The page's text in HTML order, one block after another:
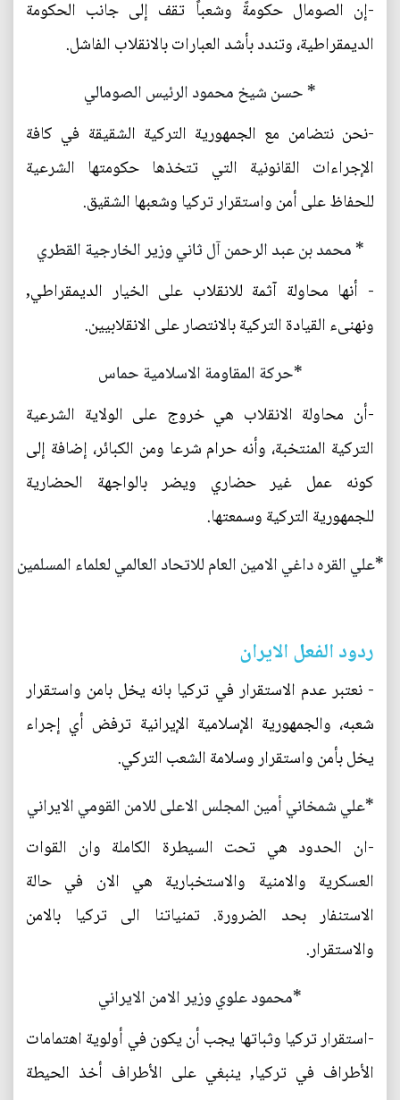
-إن الصومال حكومةً وشعباً تقف إلى جانب الحكومة
الديمقراطية، وتندد بأشد العبارات بالانقلاب الفاشل.
* حسن شيخ محمود الرئيس الصومالي
-نحن نتضامن مع الجمهورية التركية الشقيقة في كافة
الإجراءات القانونية التي تتخذها حكومتها الشرعية
للحفاظ على أمن واستقرار تركيا وشعبها الشقيق.
* محمد بن عبد الرحمن آل ثاني وزير الخارجية القطري
- أنها محاولة آثمة للانقلاب على الخيار الديمقراطي,
ونهنىء القيادة التركية بالانتصار على الانقلابيين.
*حركة المقاومة الاسلامية حماس
-أن محاولة الانقلاب هي خروج على الولاية الشرعية
التركية المنتخبة، وأنه حرام شرعا ومن الكبائر، إضافة إلى
كونه عمل غير حضاري ويضر بالواجهة الحضارية
للجمهورية التركية وسمعتها.
*علي القره داغي الامين العام للاتحاد العالمي لعلماء المسلمين
ردود الفعل الايران
- نعتبر عدم الاستقرار في تركيا بانه يخل بامن واستقرار
شعبه، والجمهورية الإسلامية الإيرانية ترفض أي إجراء
يخل بأمن واستقرار وسلامة الشعب التركي.
*علي شمخاني أمين المجلس الاعلى للامن القومي الايراني
-ان الحدود هي تحت السيطرة الكاملة وان القوات
العسكرية والامنية والاستخبارية هي الان في حالة
الاستنفار بحد الضرورة. تمنياتنا الى تركيا بالامن
والاستقرار.
*محمود علوي وزير الامن الايراني
-استقرار تركيا وثباتها يجب أن يكون في أولوية اهتمامات
الأطراف في تركيا, ينبغي على الأطراف أخذ الحيطة